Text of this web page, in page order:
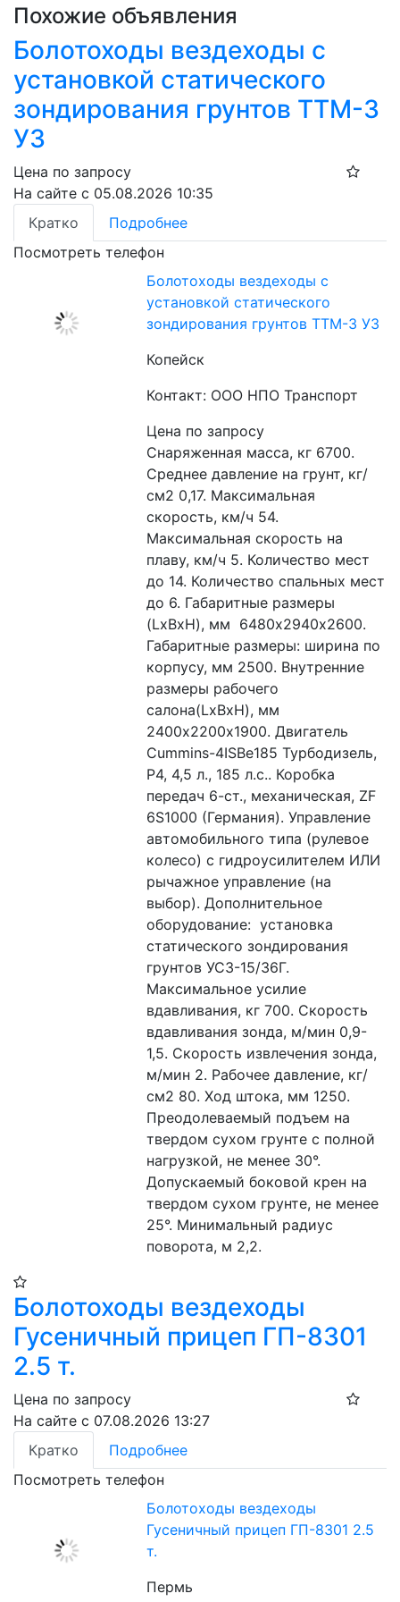
Похожие объявления
Болотоходы вездеходы с
установкой статического
зондирования грунтов ТТМ-3
УЗ
Цена по запросу
На сайте с 05.08.2026 10:35
Кратко
Подробнее
Посмотреть телефон
Болотоходы вездеходы с
установкой статического
зондирования грунтов ТТМ-3 УЗ
Копейск
Контакт: ООО НПО Транспорт
Цена по запросу
Снаряженная масса, кг 6700.
Среднее давление на грунт, кг/
см2 0,17. Максимальная
скорость, км/ч 54.
Максимальная скорость на
плаву, км/ч 5. Количество мест
до 14. Количество спальных мест
до 6. Габаритные размеры
(LxBxH), мм  6480х2940х2600.
Габаритные размеры: ширина по
корпусу, мм 2500. Внутренние
размеры рабочего
салона(LxBxH), мм
2400х2200х1900. Двигатель
Cummins-4ISBe185 Турбодизель,
Р4, 4,5 л., 185 л.с.. Коробка
передач 6-ст., механическая, ZF
6S1000 (Германия). Управление
автомобильного типа (рулевое
колесо) с гидроусилителем ИЛИ
рычажное управление (на
выбор). Дополнительное
оборудование:  установка
статического зондирования
грунтов УСЗ-15/36Г.
Максимальное усилие
вдавливания, кг 700. Скорость
вдавливания зонда, м/мин 0,9-
1,5. Скорость извлечения зонда,
м/мин 2. Рабочее давление, кг/
см2 80. Ход штока, мм 1250.
Преодолеваемый подъем на
твердом сухом грунте с полной
нагрузкой, не менее 30°.
Допускаемый боковой крен на
твердом сухом грунте, не менее
25°. Минимальный радиус
поворота, м 2,2.
Болотоходы вездеходы
Гусеничный прицеп ГП-8301
2.5 т.
Цена по запросу
На сайте с 07.08.2026 13:27
Кратко
Подробнее
Посмотреть телефон
Болотоходы вездеходы
Гусеничный прицеп ГП-8301 2.5
т.
Пермь